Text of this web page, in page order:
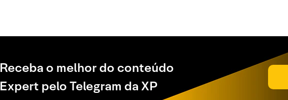
Receba o melhor do conteúdo
Expert pelo Telegram da XP